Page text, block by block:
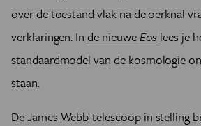
over de toestand vlak na de oerknal
verklaringen. Inde nieuweEos lees je
standaardmodel van de kosmologie
staan.
De James Webb-telescoop in stelling